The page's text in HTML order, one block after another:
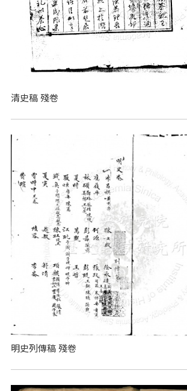
清史稿 殘卷
明史列傳稿 殘卷